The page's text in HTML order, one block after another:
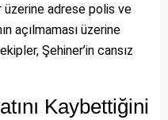
üzerine adrese polis ve
açılmaması üzerine
Şehiner’in cansız
Kaybettiğini